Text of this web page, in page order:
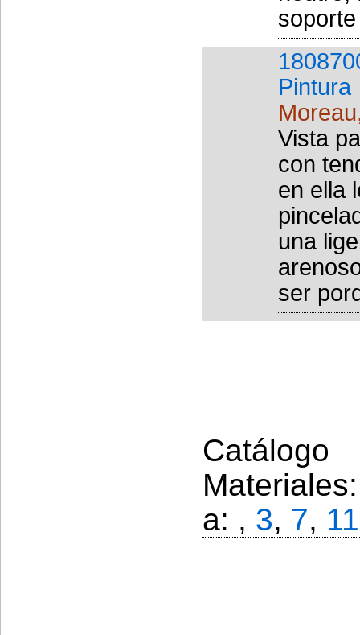
Pintura
Vista
con
en ella
una
ser
a: , 3, 7, 11